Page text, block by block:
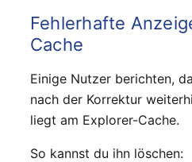
Fehlerhafte
Cache
Einige Nutzer berichten,
nach der Korrektur
liegt am Explorer-Cache.
So kannst du ihn löschen: